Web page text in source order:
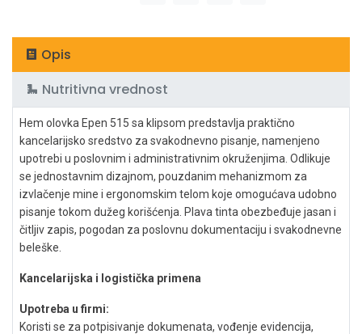
Opis
Nutritivna vrednost
Hem olovka Epen 515 sa klipsom predstavlja praktično
kancelarijsko sredstvo za svakodnevno pisanje, namenjeno
upotrebi u poslovnim i administrativnim okruženjima. Odlikuje
se jednostavnim dizajnom, pouzdanim mehanizmom za
izvlačenje mine i ergonomskim telom koje omogućava udobno
pisanje tokom dužeg korišćenja. Plava tinta obezbeđuje jasan i
čitljiv zapis, pogodan za poslovnu dokumentaciju i svakodnevne
beleške.
Kancelarijska i logistička primena
Upotreba u firmi:
Koristi se za potpisivanje dokumenata, vođenje evidencija,